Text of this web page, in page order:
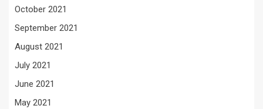
October 2021
September 2021
August 2021
July 2021
June 2021
May 2021